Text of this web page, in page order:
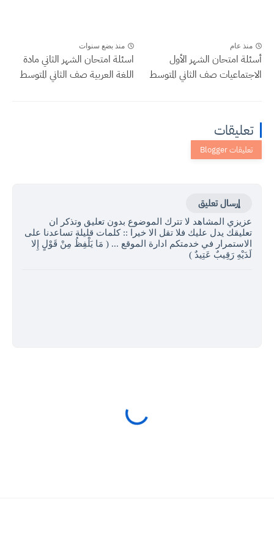
منذ عام
أسئلة امتحان الشهر الأول
الاجتماعيات صف الثاني المتوسط
منذ بضع سنوات
اسئلة امتحان الشهر الثاني مادة
اللغة العربية صف الثاني المتوسط
تعليقات
إرسال تعليق
عزيزي المشاهد لا تترك الموضوع بدون تعليق وتذكر ان
تعليقك يدل عليك فلا تقل الا خيرا :: كلمات قليلة تساعدنا على
الاستمرار في خدمتكم ادارة الموقع ... ( مَا يَلْفِظُ مِنْ قَوْلٍ إِلا
لَدَيْهِ رَقِيبٌ عَتِيدٌ )